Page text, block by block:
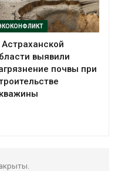
Астраханской
выявили
почвы при